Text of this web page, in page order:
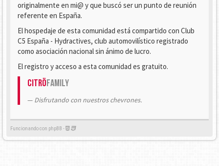
originalmente en mi@ y que buscó ser un punto de reunión
referente en España.
El hospedaje de esta comunidad está compartido con Club
C5 España - Hydractives, club automovilístico registrado
como asociación nacional sin ánimo de lucro.
El registro y acceso a esta comunidad es gratuito.
CitröFamily
Disfrutando con nuestros chevrones.
Funcionando con phpBB -